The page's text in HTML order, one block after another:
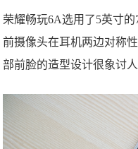
荣耀畅玩6A选用了5英寸
前摄像头在耳机两边对称
部前脸的造型设计很象讨